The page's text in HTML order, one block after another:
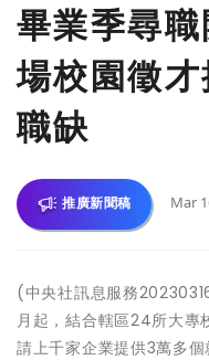
畢業季尋
場校園徵
職缺
推廣新聞稿 Mar
(中央社訊息服務
月起，結合轄區24所大專
請上千家企業提供3萬多